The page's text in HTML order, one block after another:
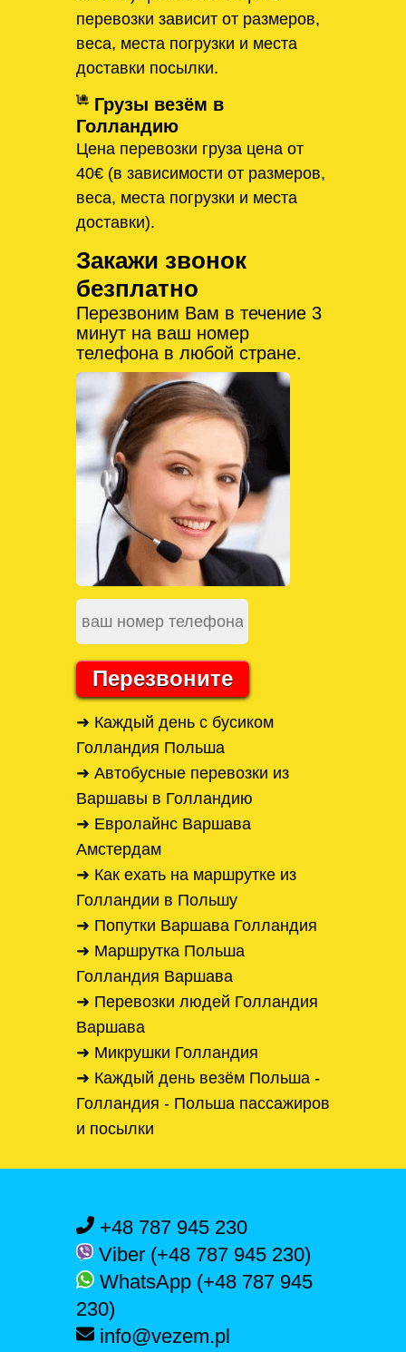
перевозки зависит от размеров,
веса, места погрузки и места
доставки посылки.
Грузы везём в
Голландию
Цена перевозки груза цена от
40€ (в зависимости от размеров,
веса, места погрузки и места
доставки).
Закажи звонок
безплатно
Перезвоним Вам в течение 3
минут на ваш номер
телефона в любой стране.
Перезвоните
➜ Каждый день с бусиком
Голландия Польша
➜ Автобусные перевозки из
Варшавы в Голландию
➜ Евролайнс Варшава
Амстердам
➜ Как ехать на маршрутке из
Голландии в Польшу
➜ Попутки Варшава Голландия
➜ Маршрутка Польша
Голландия Варшава
➜ Перевозки людей Голландия
Варшава
➜ Микрушки Голландия
➜ Каждый день везём Польша -
Голландия - Польша пассажиров
и посылки
+48 787 945 230
Viber (+48 787 945 230)
WhatsApp (+48 787 945
230)
info@vezem.pl